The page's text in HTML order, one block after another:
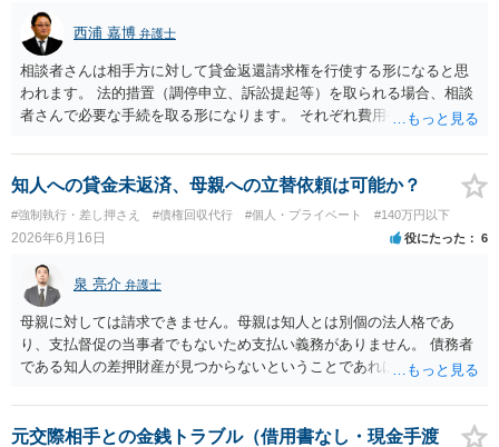
西浦 嘉博 弁護士
相談者さんは相手方に対して貸金返還請求権を行使する形になると思
われます。 法的措置（調停申立、訴訟提起等）を取られる場合、相談
者さんで必要な手続を取る形になります。 それぞれ費用や労力、時間
ば回収できないリスクがあることに留意ください。 一般民事となりま
すので、お住まいの地域の市役所での法律相談会の利用や、（資力要
知人への貸金未返済、母親への立替依頼は可能か？
#強制執行・差し押さえ #債権回収代行 #個人・プライベート #140万円以下
2026年6月16日 役にたった 6
泉 亮介 弁護士
母親に対しては請求できません。母親は知人とは別個の法人格であ
り、支払督促の当事者でもないため支払い義務がありません。 債務者
である知人の差押財産が見つからないということであれば、現実的に
元交際相手との金銭トラブル（借用書なし・現金手渡